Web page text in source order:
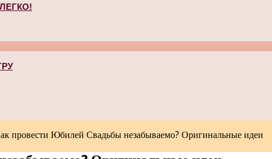
провести Юбилей Свадьбы незабываемо? Оригинальные идеи